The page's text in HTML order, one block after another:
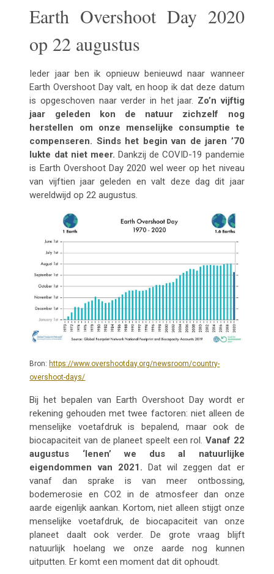
Earth Overshoot Day 2020
op 22 augustus
Ieder jaar ben ik opnieuw benieuwd naar wanneer
Earth Overshoot Day valt, en hoop ik dat deze datum
is opgeschoven naar verder in het jaar. Zo’n vijftig
jaar geleden kon de natuur zichzelf nog
herstellen om onze menselijke consumptie te
compenseren. Sinds het begin van de jaren ’70
lukte dat niet meer. Dankzij de COVID-19 pandemie
is Earth Overshoot Day 2020 wel weer op het niveau
van vijftien jaar geleden en valt deze dag dit jaar
wereldwijd op 22 augustus.
Bron: https://www.overshootday.org/newsroom/country-
overshoot-days/
Bij het bepalen van Earth Overshoot Day wordt er
rekening gehouden met twee factoren: niet alleen de
menselijke voetafdruk is bepalend, maar ook de
biocapaciteit van de planeet speelt een rol. Vanaf 22
augustus ‘lenen’ we dus al natuurlijke
eigendommen van 2021. Dat wil zeggen dat er
vanaf dan sprake is van meer ontbossing,
bodemerosie en CO2 in de atmosfeer dan onze
aarde eigenlijk aankan. Kortom, niet alleen stijgt onze
menselijke voetafdruk, de biocapaciteit van onze
planeet daalt ook verder. De grote vraag blijft
natuurlijk hoelang we onze aarde nog kunnen
uitputten. Er komt een moment dat dit ophoudt.